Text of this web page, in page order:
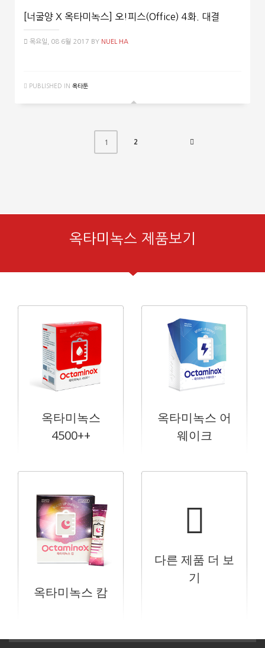
[너굴양 X 옥타미녹스] 오!피스(Office) 4화. 대결
목요일, 08 6월 2017 BY NUEL HA
PUBLISHED IN 옥타툰
1 2
옥타미녹스 제품보기
옥타미녹스
4500++
옥타미녹스 어
웨이크
옥타미녹스 캄
다른 제품 더 보
기